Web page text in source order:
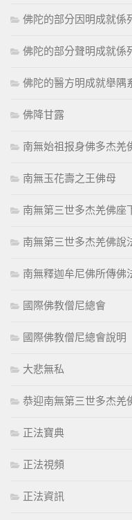
佛陀的部分因明成就係
佛陀的部分聲明成就係
佛陀的醫方明成就舉隅
佛降甘露
南無始祖报身佛多杰羌
南無玉花壽之王佛母
南無第三世多杰羌佛座
南無第三世多杰羌佛說
南無釋迦牟尼佛所傳佛
國際佛教僧尼總會
國際佛教僧尼總會說明
大悲無私
恭迎南無第三世多杰羌
正法寶典
正法視頻
正法資訊